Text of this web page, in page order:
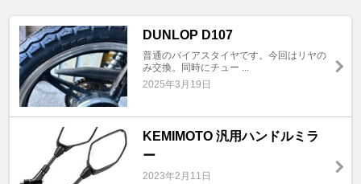
DUNLOP D107
普通のバイアスタイヤです。今回はリヤの
み交換。同時にチュー ...
2025年3月19日
KEMIMOTO 汎用ハンドルミラ
ー
2023年2月11日